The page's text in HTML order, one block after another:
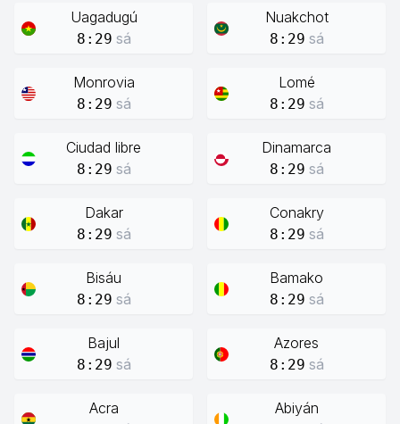
Uagadugú
8:29 sá
Nuakchot
8:29 sá
Monrovia
8:29 sá
Lomé
8:29 sá
Ciudad libre
8:29 sá
Dinamarca
8:29 sá
Dakar
8:29 sá
Conakry
8:29 sá
Bisáu
8:29 sá
Bamako
8:29 sá
Bajul
8:29 sá
Azores
8:29 sá
Acra Abiyán